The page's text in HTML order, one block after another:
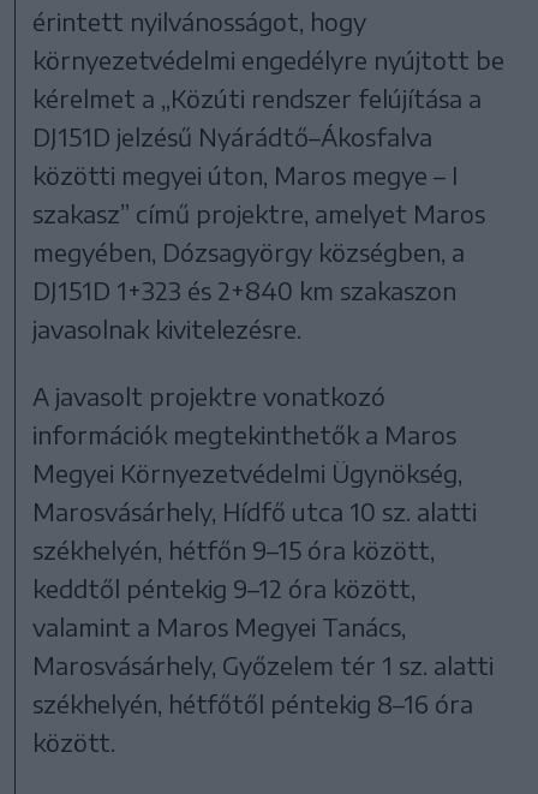
érintett nyilvánosságot, hogy
környezetvédelmi engedélyre nyújtott be
kérelmet a „Közúti rendszer felújítása a
DJ151D jelzésű Nyárádtő–Ákosfalva
közötti megyei úton, Maros megye – I
szakasz” című projektre, amelyet Maros
megyében, Dózsagyörgy községben, a
DJ151D 1+323 és 2+840 km szakaszon
javasolnak kivitelezésre.
A javasolt projektre vonatkozó
információk megtekinthetők a Maros
Megyei Környezetvédelmi Ügynökség,
Marosvásárhely, Hídfő utca 10 sz. alatti
székhelyén, hétfőn 9–15 óra között,
keddtől péntekig 9–12 óra között,
valamint a Maros Megyei Tanács,
Marosvásárhely, Győzelem tér 1 sz. alatti
székhelyén, hétfőtől péntekig 8–16 óra
között.